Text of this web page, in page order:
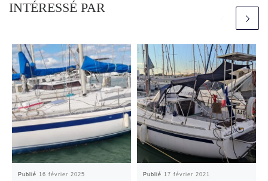
INTÉRESSÉ PAR
Publié16 février 2025 Publié17 février 2021